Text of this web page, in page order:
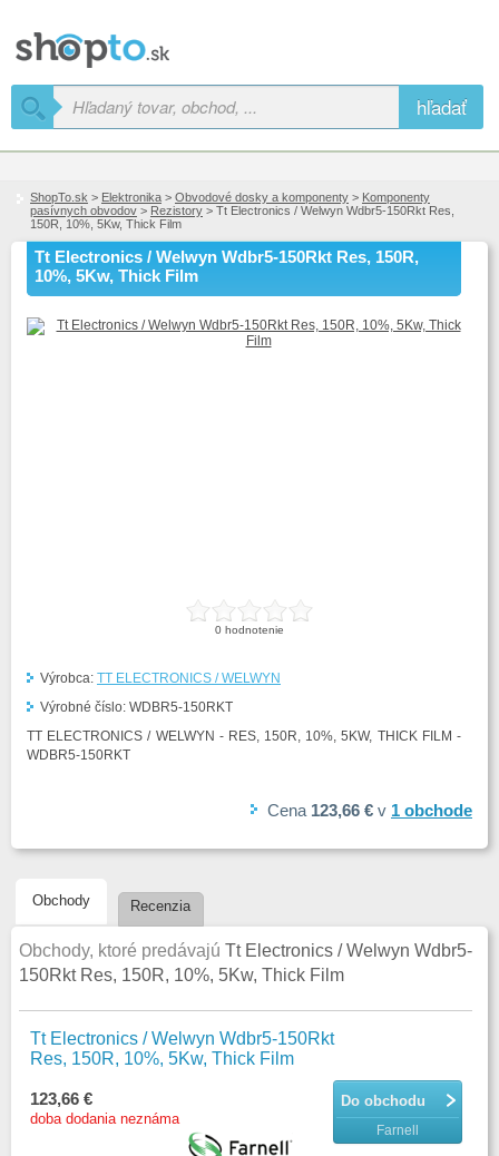
hľadať
ShopTo.sk > Elektronika > Obvodové dosky a komponenty > Komponenty
pasívnych obvodov > Rezistory > Tt Electronics / Welwyn Wdbr5-150Rkt Res,
150R, 10%, 5Kw, Thick Film
Tt Electronics / Welwyn Wdbr5-150Rkt Res, 150R,
10%, 5Kw, Thick Film
0 hodnotenie
Výrobca: TT ELECTRONICS / WELWYN
Výrobné číslo: WDBR5-150RKT
TT ELECTRONICS / WELWYN - RES, 150R, 10%, 5KW, THICK FILM -
WDBR5-150RKT
Cena 123,66 € v 1 obchode
Obchody Recenzia
Obchody, ktoré predávajú Tt Electronics / Welwyn Wdbr5-
150Rkt Res, 150R, 10%, 5Kw, Thick Film
Tt Electronics / Welwyn Wdbr5-150Rkt
Res, 150R, 10%, 5Kw, Thick Film
Do obchodu
Farnell
123,66 €
doba dodania neznáma